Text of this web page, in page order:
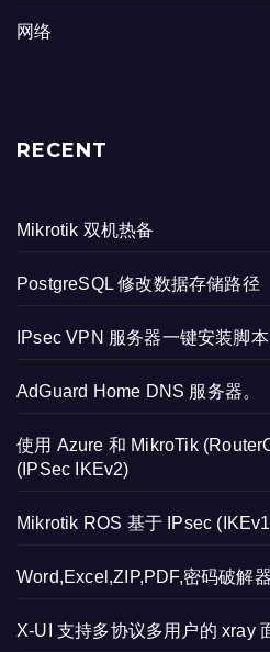
网络
RECENT
Mikrotik 双机热备
PostgreSQL 修改数据存储路径
IPsec VPN 服务器一键安装脚本
AdGuard Home DNS 服务器。
使用 Azure 和 MikroTik
(IPSec IKEv2)
Mikrotik ROS 基于 IPsec
Word,Excel,ZIP,PDF,密码破解
X-UI 支持多协议多用户的 xray